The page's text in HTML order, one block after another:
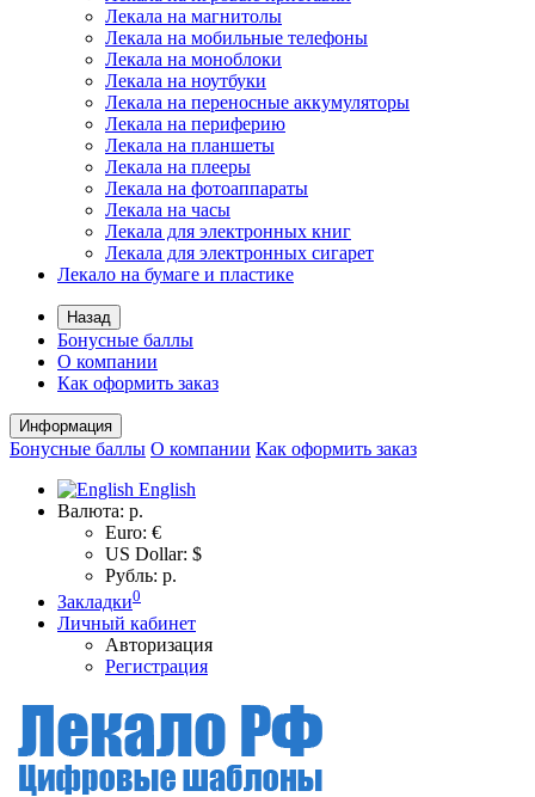
Лекала на магнитолы
Лекала на мобильные телефоны
Лекала на моноблоки
Лекала на ноутбуки
Лекала на переносные аккумуляторы
Лекала на периферию
Лекала на планшеты
Лекала на плееры
Лекала на фотоаппараты
Лекала на часы
Лекала для электронных книг
Лекала для электронных сигарет
Лекало на бумаге и пластике
Назад
Бонусные баллы
О компании
Как оформить заказ
Информация
Бонусные баллы О компании Как оформить заказ
English
Валюта: р.
Euro: €
US Dollar: $
Рубль: р.
Закладки0
Личный кабинет
Авторизация
Регистрация